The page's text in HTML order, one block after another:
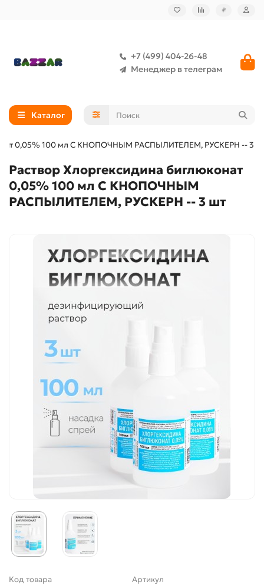
₽
+7 (499) 404-26-48
Менеджер в телеграм
Каталог
0,05% 100 мл С КНОПОЧНЫМ РАСПЫЛИТЕЛЕМ, РУСКЕРН -- 3
Раствор Хлоргексидина биглюконат
0,05% 100 мл С КНОПОЧНЫМ
РАСПЫЛИТЕЛЕМ, РУСКЕРН -- 3 шт
Код товара Артикул